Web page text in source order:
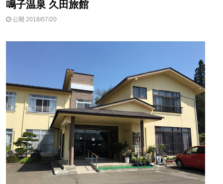
鳴子温泉 久田旅館
公開 2018/07/20